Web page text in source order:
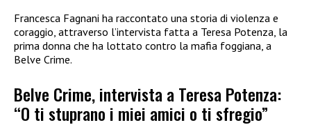
Francesca Fagnani ha raccontato una storia di violenza e
coraggio, attraverso l’intervista fatta a Teresa Potenza, la
prima donna che ha lottato contro la mafia foggiana, a
Belve Crime.
Belve Crime, intervista a Teresa Potenza:
“O ti stuprano i miei amici o ti sfregio”